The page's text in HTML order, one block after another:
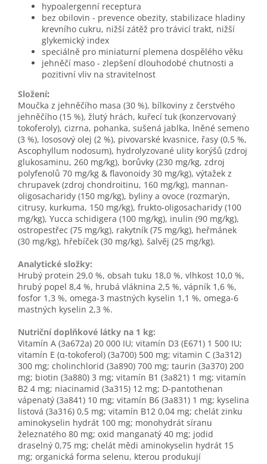
hypoalergenní receptura
bez obilovin - prevence obezity, stabilizace hladiny
krevního cukru, nižší zátěž pro trávicí trakt, nižší
glykemický index
speciálně pro miniaturní plemena dospělého věku
jehněčí maso - zlepšení dlouhodobé chutnosti a
pozitivní vliv na stravitelnost
Složení:
Moučka z jehněčího masa (30 %), bílkoviny z čerstvého
jehněčího (15 %), žlutý hrách, kuřecí tuk (konzervovaný
tokoferoly), cizrna, pohanka, sušená jablka, lněné semeno
(3 %), lososový olej (2 %), pivovarské kvasnice, řasy (0,5 %,
Ascophyllum nodosum), hydrolyzované ulity korýšů (zdroj
glukosaminu, 260 mg/kg), borůvky (230 mg/kg, zdroj
polyfenolů 70 mg/kg & flavonoidy 30 mg/kg), výtažek z
chrupavek (zdroj chondroitinu, 160 mg/kg), mannan-
oligosacharidy (150 mg/kg), byliny a ovoce (rozmarýn,
citrusy, kurkuma, 150 mg/kg), frukto-oligosacharidy (100
mg/kg), Yucca schidigera (100 mg/kg), inulin (90 mg/kg),
ostropestřec (75 mg/kg), rakytník (75 mg/kg), heřmánek
(30 mg/kg), hřebíček (30 mg/kg), šalvěj (25 mg/kg).
Analytické složky:
Hrubý protein 29,0 %, obsah tuku 18,0 %, vlhkost 10,0 %,
hrubý popel 8,4 %, hrubá vláknina 2,5 %, vápník 1,6 %,
fosfor 1,3 %, omega-3 mastných kyselin 1,1 %, omega-6
mastných kyselin 2,3 %.
Nutriční doplňkové látky na 1 kg:
Vitamín A (3a672a) 20 000 IU; vitamín D3 (E671) 1 500 IU;
vitamín E (α-tokoferol) (3a700) 500 mg; vitamin C (3a312)
300 mg; cholinchlorid (3a890) 700 mg; taurin (3a370) 200
mg; biotin (3a880) 3 mg; vitamín B1 (3a821) 1 mg; vitamín
B2 4 mg; niacinamid (3a315) 12 mg; D-pantothenan
vápenatý (3a841) 10 mg; vitamín B6 (3a831) 1 mg; kyselina
listová (3a316) 0,5 mg; vitamín B12 0,04 mg; chelát zinku
aminokyselin hydrát 100 mg; monohydrát síranu
železnatého 80 mg; oxid manganatý 40 mg; jodid
draselný 0,75 mg; chelát mědi aminokyselin hydrát 15
mg; organická forma selenu, kterou produkují